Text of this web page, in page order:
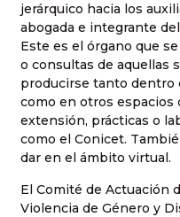
jerárquico hacia los
abogada e integrante
Este es el órgano que
o consultas de aquellas
producirse tanto dentro
como en otros espacios
extensión, prácticas o
como el Conicet.
dar en el ámbito virtual.
El Comité de Actuación
Violencia de Género y